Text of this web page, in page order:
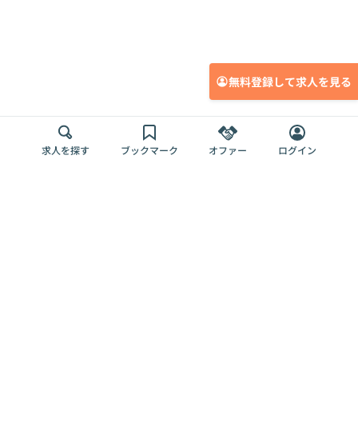
無料登録して求人を見る
求人を探す ブックマーク オファー ログイン